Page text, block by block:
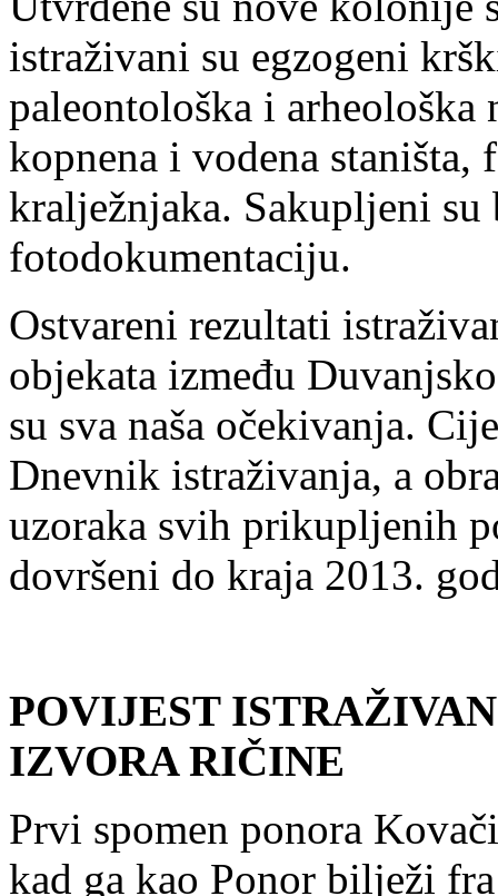
istraživani su egzogeni
paleontološka i
kopnena i vodena staništa,
kralježnjaka. Sakupljeni
fotodokumentaciju.
Ostvareni rezultati
objekata između
su sva naša očekivanja.
Dnevnik istraživanja, a
uzoraka svih prikupljenih
dovršeni do kraja 2013.
POVIJEST
IZVORA RIČINE
Prvi spomen ponora
kad ga kao Ponor bilježi